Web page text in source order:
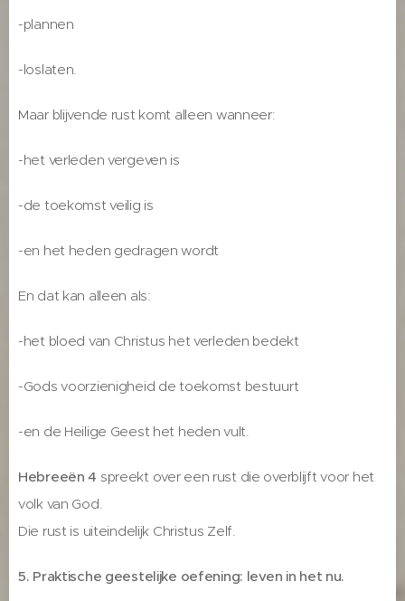
-plannen
-loslaten.
Maar blijvende rust komt alleen wanneer:
-het verleden vergeven is
-de toekomst veilig is
-en het heden gedragen wordt
En dat kan alleen als:
-het bloed van Christus het verleden bedekt
-Gods voorzienigheid de toekomst bestuurt
-en de Heilige Geest het heden vult.
Hebreeën 4 spreekt over een rust die overblijft voor het
volk van God.
Die rust is uiteindelijk Christus Zelf.
5. Praktische geestelijke oefening: leven in het nu.